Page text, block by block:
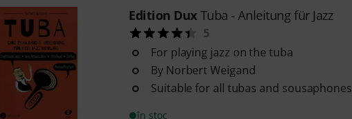
Edition Dux Tuba - Anleitung für Jazz
5
For playing jazz on the tuba
By Norbert Weigand
Suitable for all tubas and sousaphones
în stoc